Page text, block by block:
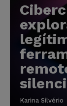
Karina Silvério